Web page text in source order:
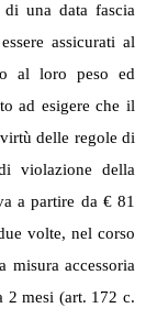
una data fascia
assicurati al
al loro peso ed
ad esigere che il
delle regole di
violazione della
a partire da € 81
volte, nel corso
accessoria
2 mesi (art. 172 c.